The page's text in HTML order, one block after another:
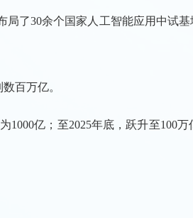
了30余个国家人工智能应用中试
百万亿。
亿；至2025年底，跃升至100